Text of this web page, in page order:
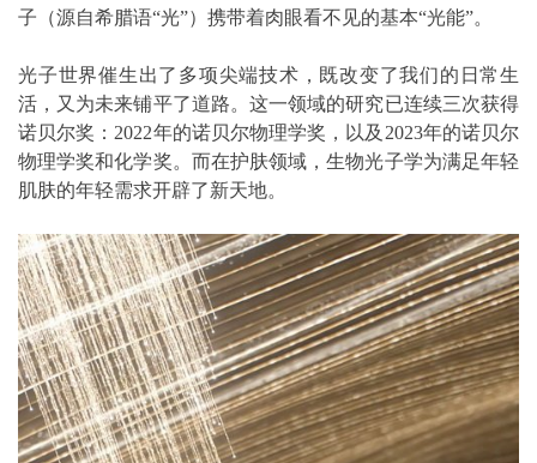
子（源自希腊语“光”）携带着肉眼看不见的基本“光能”。
光子世界催生出了多项尖端技术，既改变了我们的日常生
活，又为未来铺平了道路。这一领域的研究已连续三次获得
诺贝尔奖：2022年的诺贝尔物理学奖，以及2023年的诺贝尔
物理学奖和化学奖。而在护肤领域，生物光子学为满足年轻
肌肤的年轻需求开辟了新天地。